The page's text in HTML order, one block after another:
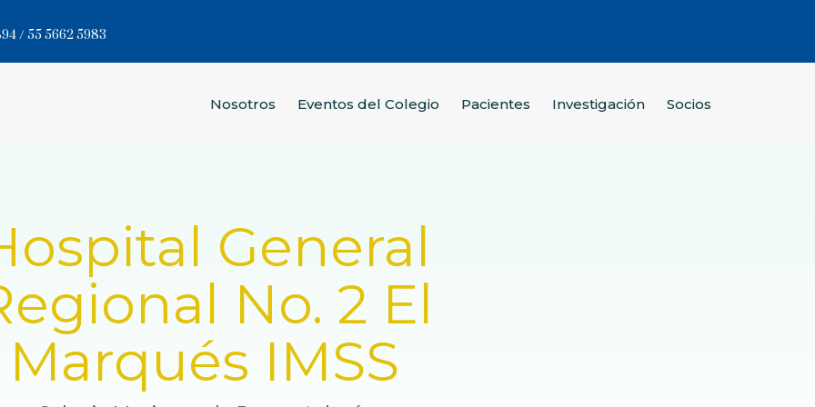
/ 55 5662 5983
Nosotros Eventos del Colegio Pacientes Investigación Socios
General
No. 2 El
Marqués IMSS